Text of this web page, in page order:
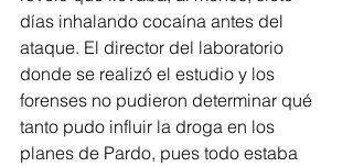
días inhalando cocaína antes del
ataque. El director del laboratorio
donde se realizó el estudio y los
forenses no pudieron determinar qué
tanto pudo influir la droga en los
planes de Pardo, pues todo estaba